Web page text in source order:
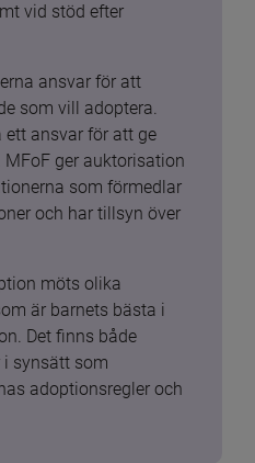
vid stöd efter
ansvar för att
som vill adoptera.
ett ansvar för att ge
ger auktorisation
som förmedlar
och har tillsyn över
möts olika
är barnets bästa i
Det finns både
i synsätt som
adoptionsregler och